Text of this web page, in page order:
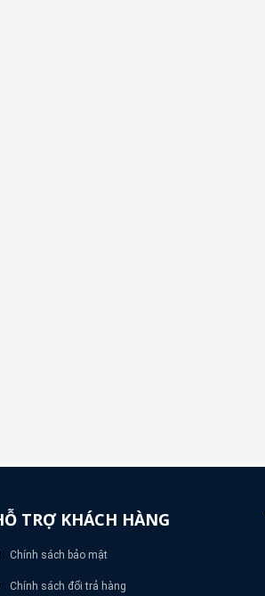
TRỢ KHÁCH HÀNG
Chính sách bảo mật
Chính sách đổi trả hàng